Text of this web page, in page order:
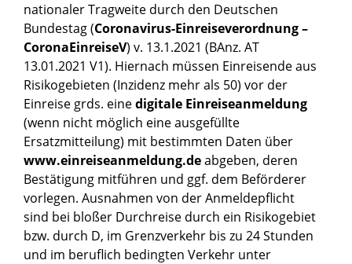
nationaler Tragweite durch den Deutschen
Bundestag (Coronavirus-Einreiseverordnung –
CoronaEinreiseV) v. 13.1.2021 (BAnz. AT
13.01.2021 V1). Hiernach müssen Einreisende aus
Risikogebieten (Inzidenz mehr als 50) vor der
Einreise grds. einedigitale Einreiseanmeldung
(wenn nicht möglich eine ausgefüllte
Ersatzmitteilung) mit bestimmten Daten über
www.einreiseanmeldung.deabgeben, deren
Bestätigung mitführen und ggf. dem Beförderer
vorlegen. Ausnahmen von der Anmeldepflicht
sind bei bloßer Durchreise durch ein Risikogebiet
bzw. durch D, im Grenzverkehr bis zu 24 Stunden
und im beruflich bedingten Verkehr unter